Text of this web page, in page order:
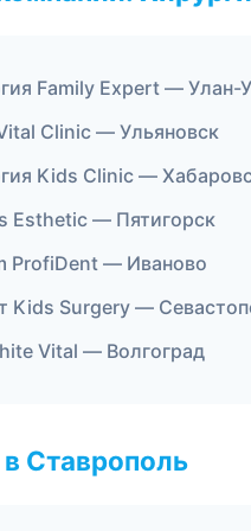
Family Expert — Улан-
Clinic — Ульяновск
Kids Clinic —
Esthetic — Пятигорск
ProfiDent — Иваново
Kids Surgery —
Vital — Волгоград
Ставрополь